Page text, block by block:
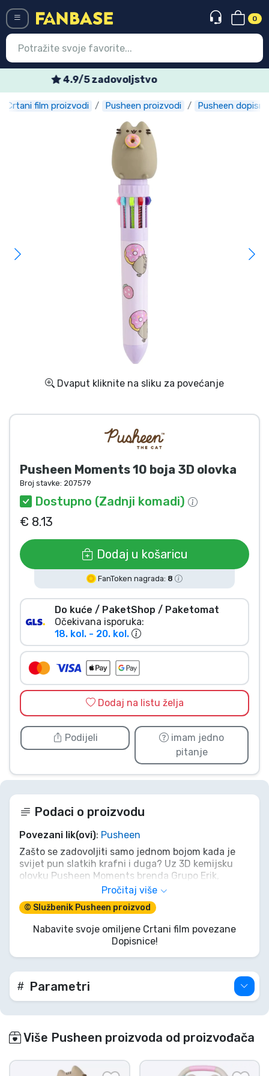
0
Tjedne posebne ponude
Crtani film proizvodi Pusheen proizvodi Pusheen
Dvaput kliknite na sliku za povećanje
Pusheen Moments 10 boja 3D olovka
Broj stavke: 207579
Dostupno (Zadnji komadi)
€ 8.13
Dodaj u košaricu
FanToken nagrada: 8
Do kuće / PaketShop / Paketomat
Očekivana isporuka:
18. kol. - 20. kol.
Dodaj na listu želja
Podijeli
imam jedno
pitanje
Podaci o proizvodu
Povezani lik(ovi): Pusheen
Zašto se zadovoljiti samo jednom bojom kada je
svijet pun slatkih krafni i duga? Uz 3D kemijsku
olovku Pusheen Moments brenda Grupo Erik,
možeš zapisati svoje najslađe misli u čak deset
različitih živahnih boja! Slatka 3D figurica Pusheen
na vrhu, koja s užitkom gricka krafnu, jamči da će
učenje ili pisanje dnevnika postati čista zabava.
Bilo da šaraš, planiraš ili zapisuješ tajne recepte,
ova pastelno ljubičasta ljepotica zasladit će svaki
trenutak. Unesi malo predivne mačje kreativnosti
na svoj radni stol!
Pročitaj više
© Službenik Pusheen proizvod
Nabavite svoje omiljene Crtani film povezane
Dopisnice!
Parametri
Više Pusheen proizvoda od proizvođača
Ulazak Registracija
Najnovije proizvodi
Ekspresna dostava
Crtani proizvodi
Anime proizvodi
Gamer proizvodi
Sportski proizvodi
Glazbeni proizvodi
Vrste proizvoda
Marke